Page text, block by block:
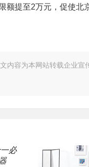
额提至2万元，促使北
内容为本网站转载企业宣